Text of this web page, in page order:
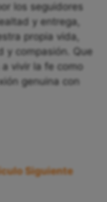
los seguidores
y entrega,
propia vida,
y compasión. Que
vivir la fe como
genuina con
Siguiente